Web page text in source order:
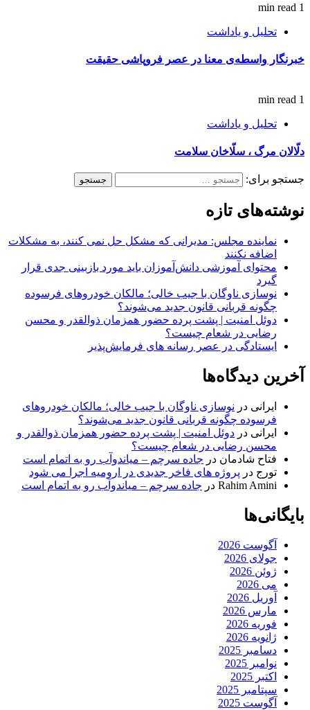
1 min read
تحلیل و یاداشت
خبرنگار واسطه‌ی معنا در عصر فروپاشی حقیقت
1 min read
تحلیل و یاداشت
دلّالان مرگ ، سلّاخان سلامت
جستجو برای:
نوشته‌های تازه
نماینده مجلس: مدیرانی که مشکل حل نمی کنند، به مشکلات
اضافه نکنند
محتوای آموزشی دانش‌آموزان باید مورد بازبینی جدی قرار
گیرد
نوسازی ناوگان با جیب خالی؛ مالکان خودرو‌های فرسوده
چگونه قربانی قانون جدید می‌شوند؟
دوئل امنیت | پشت پرده حضور همزمان ذوالقدر و محسن
رضایی در شعام چیست؟
ایستادگی در عصر رسانه های فرمایش‌پذیر
آخرین دیدگاه‌ها
ایرانی در نوسازی ناوگان با جیب خالی؛ مالکان خودرو‌های
فرسوده چگونه قربانی قانون جدید می‌شوند؟
ایرانی در دوئل امنیت | پشت پرده حضور همزمان ذوالقدر و
محسن رضایی در شعام چیست؟
فتاح شادمان در جاده سرچم – میاندوآب رو به اتمام است
تورج در پروژه های فاخر جدیدی در ارومیه اجرا می شود
Rahim Amini در جاده سرچم – میاندوآب رو به اتمام است
بایگانی‌ها
آگوست 2026
جولای 2026
ژوئن 2026
می 2026
آوریل 2026
مارس 2026
فوریه 2026
ژانویه 2026
دسامبر 2025
نوامبر 2025
اکتبر 2025
سپتامبر 2025
آگوست 2025